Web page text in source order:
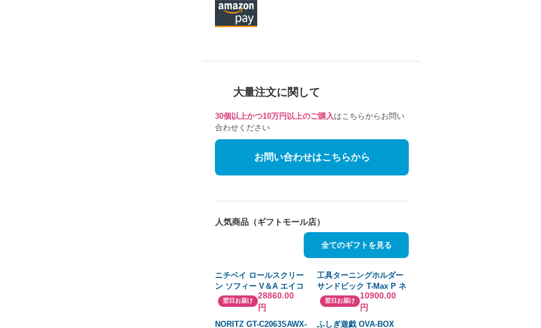
大量注文に関して
30個以上かつ10万円以上のご購入 はこちらからお問い
合わせください
お問い合わせはこちらから
人気商品（ギフトモール店）
全てのギフトを見る
ニチベイ ロールスクリー
ン ソフィー V＆A エイコ
ーン N8169 セパレート_
プルコード式_標準 幅
翌日お届け
28860.00
円
工具ターニングホルダー
サンドビック T-Max P ネ
ガチップ用シャンクバイ
ト(210) [MTJNL 2020K
16M1] MTJNL2020K16M1
翌日お届け
10900.00
円
NORITZ GT-C2063SAWX-
ふしぎ遊戯 OVA-BOX